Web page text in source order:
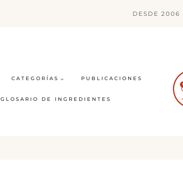
DESDE 2006
CATEGORÍAS PUBLICACIONES
GLOSARIO DE INGREDIENTES